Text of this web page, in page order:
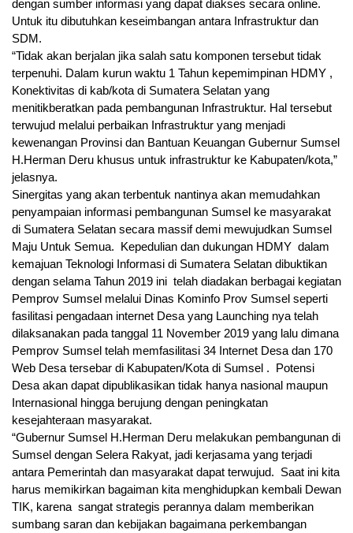
dengan sumber informasi yang dapat diakses secara online.
Untuk itu dibutuhkan keseimbangan antara Infrastruktur dan
SDM.
“Tidak akan berjalan jika salah satu komponen tersebut tidak
terpenuhi. Dalam kurun waktu 1 Tahun kepemimpinan HDMY ,
Konektivitas di kab/kota di Sumatera Selatan yang
menitikberatkan pada pembangunan Infrastruktur. Hal tersebut
terwujud melalui perbaikan Infrastruktur yang menjadi
kewenangan Provinsi dan Bantuan Keuangan Gubernur Sumsel
H.Herman Deru khusus untuk infrastruktur ke Kabupaten/kota,”
jelasnya.
Sinergitas yang akan terbentuk nantinya akan memudahkan
penyampaian informasi pembangunan Sumsel ke masyarakat
di Sumatera Selatan secara massif demi mewujudkan Sumsel
Maju Untuk Semua. Kepedulian dan dukungan HDMY dalam
kemajuan Teknologi Informasi di Sumatera Selatan dibuktikan
dengan selama Tahun 2019 ini telah diadakan berbagai kegiatan
Pemprov Sumsel melalui Dinas Kominfo Prov Sumsel seperti
fasilitasi pengadaan internet Desa yang Launching nya telah
dilaksanakan pada tanggal 11 November 2019 yang lalu dimana
Pemprov Sumsel telah memfasilitasi 34 Internet Desa dan 170
Web Desa tersebar di Kabupaten/Kota di Sumsel . Potensi
Desa akan dapat dipublikasikan tidak hanya nasional maupun
Internasional hingga berujung dengan peningkatan
kesejahteraan masyarakat.
“Gubernur Sumsel H.Herman Deru melakukan pembangunan di
Sumsel dengan Selera Rakyat, jadi kerjasama yang terjadi
antara Pemerintah dan masyarakat dapat terwujud. Saat ini kita
harus memikirkan bagaiman kita menghidupkan kembali Dewan
TIK, karena sangat strategis perannya dalam memberikan
sumbang saran dan kebijakan bagaimana perkembangan